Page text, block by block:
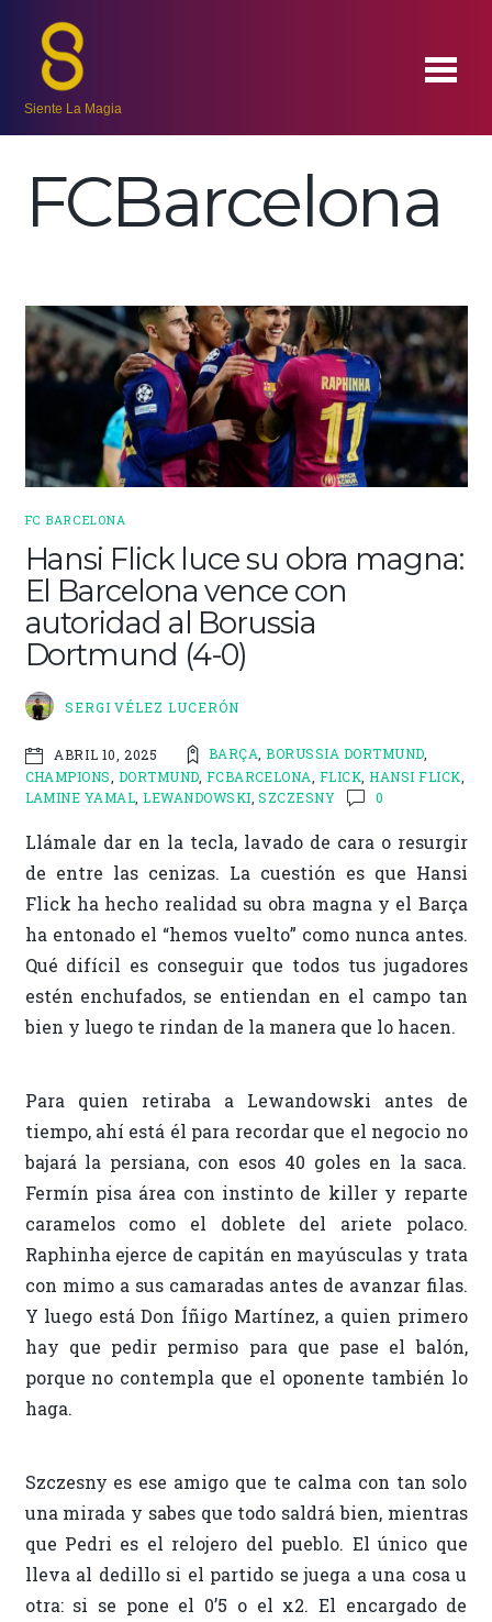
Siente La Magia
FCBarcelona
FC BARCELONA
Hansi Flick luce su obra magna:
El Barcelona vence con
autoridad al Borussia
Dortmund (4-0)
SERGI VÉLEZ LUCERÓN
ABRIL 10, 2025 BARÇA ,BORUSSIA DORTMUND,
CHAMPIONS DORTMUND, FCBARCELONA FLICK ,HANSI FLICK
LAMINE YAMAL ,LEWANDOWSKI ,SZCZESNY 0
Llámale dar en la tecla, lavado de cara o resurgir
de entre las cenizas. La cuestión es que Hansi
Flick ha hecho realidad su obra magna y el Barça
ha entonado el “hemos vuelto” como nunca antes.
Qué difícil es conseguir que todos tus jugadores
estén enchufados, se entiendan en el campo tan
bien y luego te rindan de la manera que lo hacen.
Para quien retiraba a Lewandowski antes de
tiempo, ahí está él para recordar que el negocio no
bajará la persiana, con esos 40 goles en la saca.
Fermín pisa área con instinto de killer y reparte
caramelos como el doblete del ariete polaco.
Raphinha ejerce de capitán en mayúsculas y trata
con mimo a sus camaradas antes de avanzar filas.
Y luego está Don Íñigo Martínez, a quien primero
hay que pedir permiso para que pase el balón,
porque no contempla que el oponente también lo
haga.
Szczesny es ese amigo que te calma con tan solo
una mirada y sabes que todo saldrá bien, mientras
que Pedri es el relojero del pueblo. El único que
lleva al dedillo si el partido se juega a una cosa u
otra: si se pone el 0’5 o el x2. El encargado de